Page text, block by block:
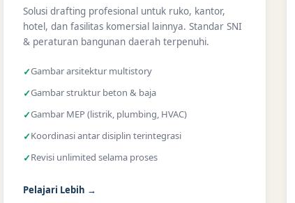
Solusi drafting profesional untuk ruko, kantor,
hotel, dan fasilitas komersial lainnya. Standar SNI
& peraturan bangunan daerah terpenuhi.
Gambar arsitektur multistory
Gambar struktur beton & baja
Gambar MEP (listrik, plumbing, HVAC)
Koordinasi antar disiplin terintegrasi
Revisi unlimited selama proses
Pelajari Lebih →